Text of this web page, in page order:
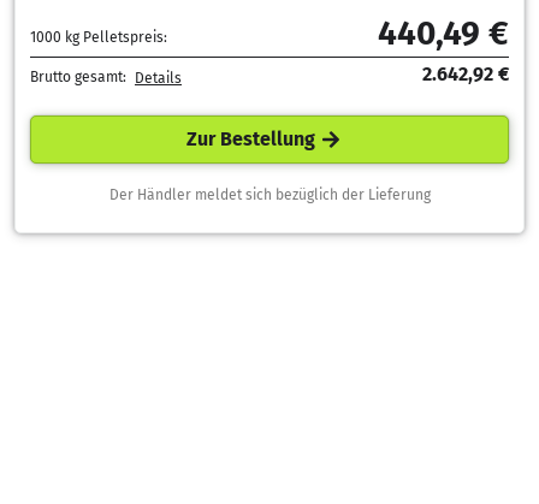
1000 kg Pelletspreis: 440,49 €
Brutto gesamt: Details 2.642,92 €
Zur Bestellung
Der Händler meldet sich bezüglich der Lieferung